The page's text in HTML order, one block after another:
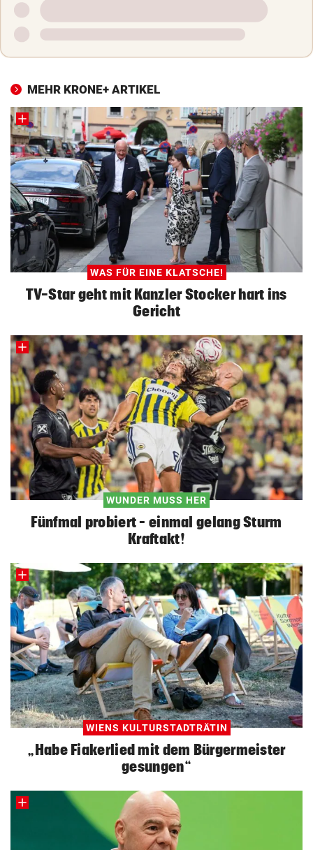
MEHR KRONE+ ARTIKEL
WAS FÜR EINE KLATSCHE!
TV-Star geht mit Kanzler Stocker hart ins
Gericht
WUNDER MUSS HER
Fünfmal probiert – einmal gelang Sturm
Kraftakt!
WIENS KULTURSTADTRÄTIN
„Habe Fiakerlied mit dem Bürgermeister
gesungen“